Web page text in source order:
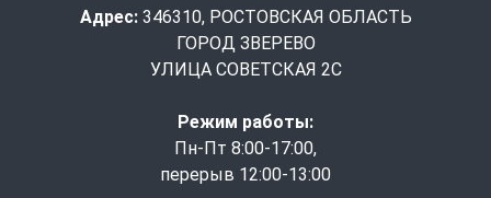
Адрес: 346310, РОСТОВСКАЯ ОБЛАСТЬ
ГОРОД ЗВЕРЕВО
УЛИЦА СОВЕТСКАЯ 2С
Режим работы:
Пн-Пт 8:00-17:00,
перерыв 12:00-13:00